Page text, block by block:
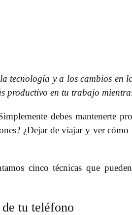
tecnología y a los cambios en
productivo en tu trabajo
debes mantenerte
¿Dejar de viajar y ver
cinco técnicas que
tu teléfono